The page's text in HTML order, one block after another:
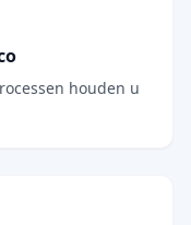
houden u